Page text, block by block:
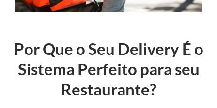
Por Que o Seu Delivery É o
Sistema Perfeito para seu
Restaurante?